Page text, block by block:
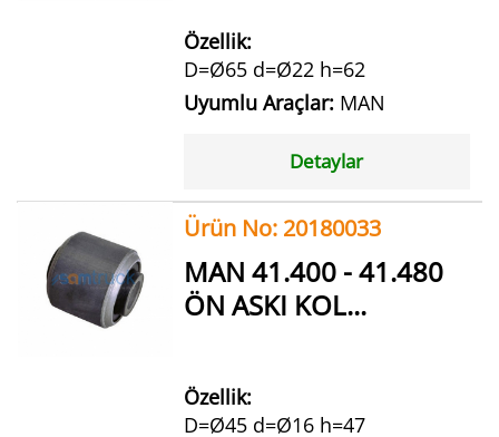
Özellik:
D=Ø65 d=Ø22 h=62
Uyumlu Araçlar: MAN
Detaylar
Ürün No: 20180033
MAN 41.400 - 41.480
ÖN ASKI KOL...
Özellik:
D=Ø45 d=Ø16 h=47